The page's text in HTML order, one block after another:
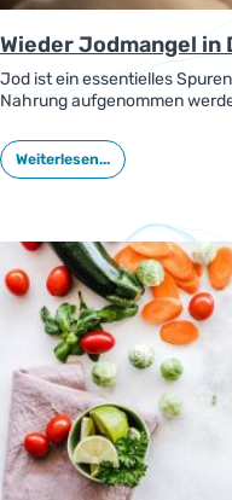
Wieder Jodmangel in
Jod ist ein essentielles
Nahrung aufgenommen
Untersuchungen zeigen nun,
hierzulande wieder gesunken
Weiterlesen...